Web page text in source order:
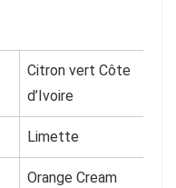
Citron vert Côte
d’Ivoire
Limette
Orange Cream